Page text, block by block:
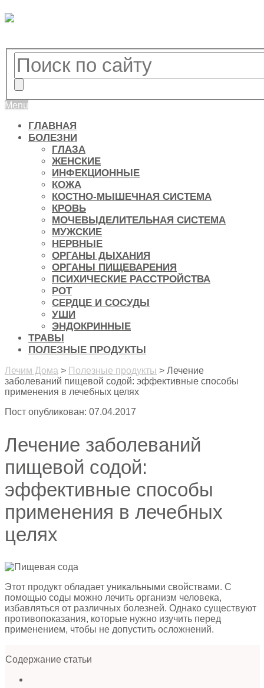
Menu
ГЛАВНАЯ
БОЛЕЗНИ
ГЛАЗА
ЖЕНСКИЕ
ИНФЕКЦИОННЫЕ
КОЖА
КОСТНО-МЫШЕЧНАЯ СИСТЕМА
КРОВЬ
МОЧЕВЫДЕЛИТЕЛЬНАЯ СИСТЕМА
МУЖСКИЕ
НЕРВНЫЕ
ОРГАНЫ ДЫХАНИЯ
ОРГАНЫ ПИЩЕВАРЕНИЯ
ПСИХИЧЕСКИЕ РАССТРОЙСТВА
РОТ
СЕРДЦЕ И СОСУДЫ
УШИ
ЭНДОКРИННЫЕ
ТРАВЫ
ПОЛЕЗНЫЕ ПРОДУКТЫ
Лечим Дома > Полезные продукты > Лечение
заболеваний пищевой содой: эффективные способы
применения в лечебных целях
Пост опубликован: 07.04.2017
Лечение заболеваний
пищевой содой:
эффективные способы
применения в лечебных
целях
Этот продукт обладает уникальными свойствами. С
помощью соды можно лечить организм человека,
избавляться от различных болезней. Однако существуют
противопоказания, которые нужно изучить перед
применением, чтобы не допустить осложнений.
Содержание статьи